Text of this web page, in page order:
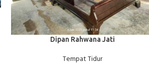
BACA SELENGKAPNYADipan Rahwana Jati
Tempat Tidur